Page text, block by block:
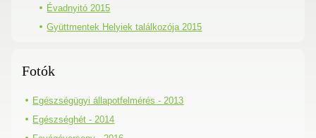
Évadnyitó 2015
Gyüttmentek Helyiek találkozója 2015
Fotók
Egészségügyi állapotfelmérés - 2013
Egészséghét - 2014